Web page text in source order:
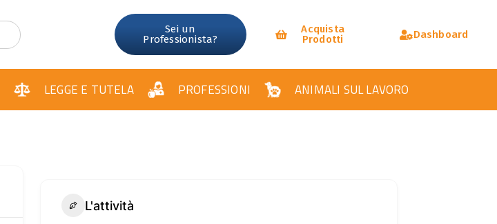
Sei un
Professionista?
Acquista
Prodotti
Dashboard
LEGGE E TUTELA PROFESSIONI ANIMALI SUL LAVORO
L'attività